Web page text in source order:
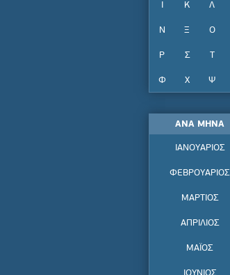
Κ Λ
Ν Ξ Ο
Ρ Σ Τ
Φ Χ Ψ
ΑΝΑ ΜΗΝΑ
ΙΑΝΟΥΑΡΙΟΣ
ΦΕΒΡΟΥΑΡΙΟΣ
ΜΑΡΤΙΟΣ
ΑΠΡΙΛΙΟΣ
ΜΑΪΟΣ